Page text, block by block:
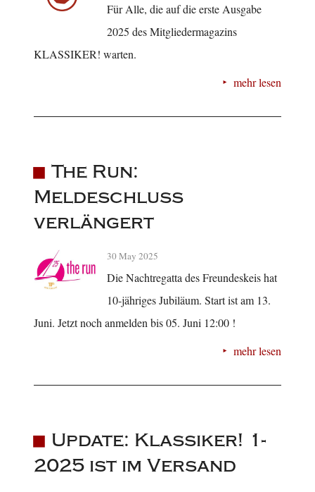
Für Alle, die auf die erste Ausgabe
2025 des Mitgliedermagazins
KLASSIKER! warten.
mehr lesen
The Run:
Meldeschluss
verlängert
30 May 2025
Die Nachtregatta des Freundeskeis hat
10-jähriges Jubiläum. Start ist am 13.
Juni. Jetzt noch anmelden bis 05. Juni 12:00 !
mehr lesen
Update: Klassiker! 1-
2025 ist im Versand